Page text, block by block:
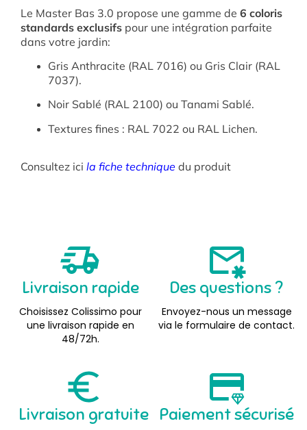
Le Master Bas 3.0 propose une gamme de 6 coloris
standards exclusifs pour une intégration parfaite
dans votre jardin:
Gris Anthracite (RAL 7016) ou Gris Clair (RAL
7037).
Noir Sablé (RAL 2100) ou Tanami Sablé.
Textures fines : RAL 7022 ou RAL Lichen.
Consultez ici la fiche technique du produit
Livraison rapide
Choisissez Colissimo pour
une livraison rapide en
48/72h.
Des questions ?
Envoyez-nous un message
via le formulaire de contact.
Livraison gratuite Paiement sécurisé